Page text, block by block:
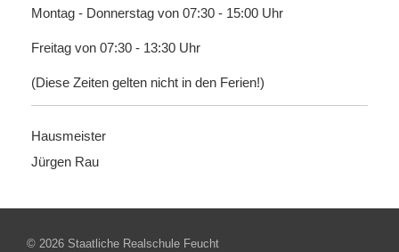
Montag - Donnerstag von 07:30 - 15:00 Uhr
Freitag von 07:30 - 13:30 Uhr
(Diese Zeiten gelten nicht in den Ferien!)
Hausmeister
Jürgen Rau
© 2026 Staatliche Realschule Feucht